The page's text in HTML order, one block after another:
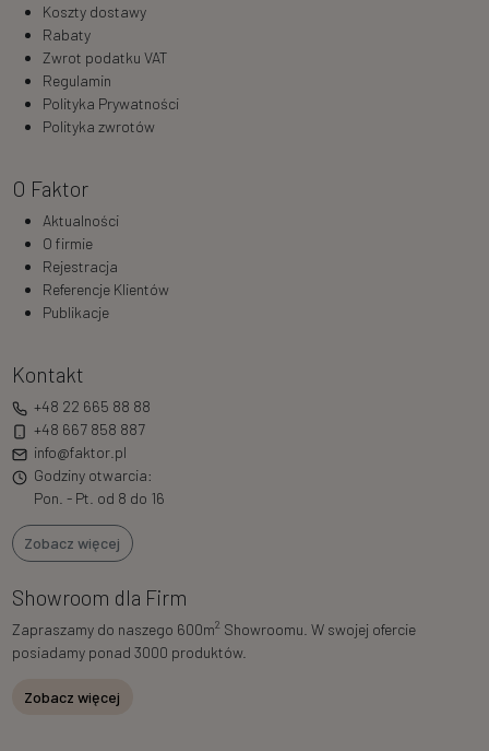
Koszty dostawy
Rabaty
Zwrot podatku VAT
Regulamin
Polityka Prywatności
Polityka zwrotów
O Faktor
Aktualności
O firmie
Rejestracja
Referencje Klientów
Publikacje
Kontakt
+48 22 665 88 88
+48 667 858 887
info@faktor.pl
Godziny otwarcia:
Pon. - Pt. od 8 do 16
Zobacz więcej
Showroom dla Firm
Zapraszamy do naszego 600m2 Showroomu. W swojej ofercie
posiadamy ponad 3000 produktów.
Zobacz więcej